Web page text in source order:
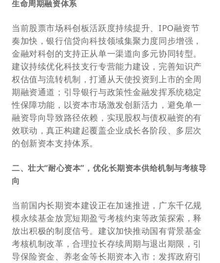
生命周期融资体系
当前股票市场科创板活跃度持续提升、IPO融资节
奏加快，银行信贷向科技领域集聚力度同步增强，
金融对科创的支持正从单一渠道向多元协同转型。
建议持续优化科技支行专营能力建设，完善知识产
权估值与流转机制，打通从天使投资到上市的全周
期融资通道；引导银行与政策性金融发挥系统稳定
性保障功能，以资本市场激发创新活力，避免单一
融资导向导致路径依赖，实现股权与债权融资的有
效联动，真正构建起覆盖企业成长各阶段、多层次
的创新资本支持体系。
二、壮大“耐心资本”，优化长期资本供给机制与考核导
向
当前国内长期资本建设正在加速推进，广东千亿规
模永续基金放宽短期盈亏考核约束等政策探索，释
放出积极的制度信号。建议加快推动国有背景基金
考核机制改革，合理拉长存续周期与退出期限，引
导保险资金、养老金等长期资本入市；发挥政府引